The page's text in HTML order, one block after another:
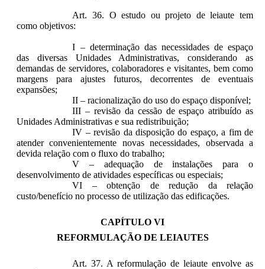
Art. 36. O estudo ou projeto de leiaute tem
como objetivos:
I – determinação das necessidades de espaço
das diversas Unidades Administrativas, considerando as
demandas de servidores, colaboradores e visitantes, bem como
margens para ajustes futuros, decorrentes de eventuais
expansões;
II – racionalização do uso do espaço disponível;
III – revisão da cessão de espaço atribuído as
Unidades Administrativas e sua redistribuição;
IV – revisão da disposição do espaço, a fim de
atender convenientemente novas necessidades, observada a
devida relação com o fluxo do trabalho;
V – adequação de instalações para o
desenvolvimento de atividades específicas ou especiais;
VI – obtenção de redução da relação
custo/benefício no processo de utilização das edificações.
CAPÍTULO VI
REFORMULAÇÃO DE LEIAUTES
Art. 37. A reformulação de leiaute envolve as